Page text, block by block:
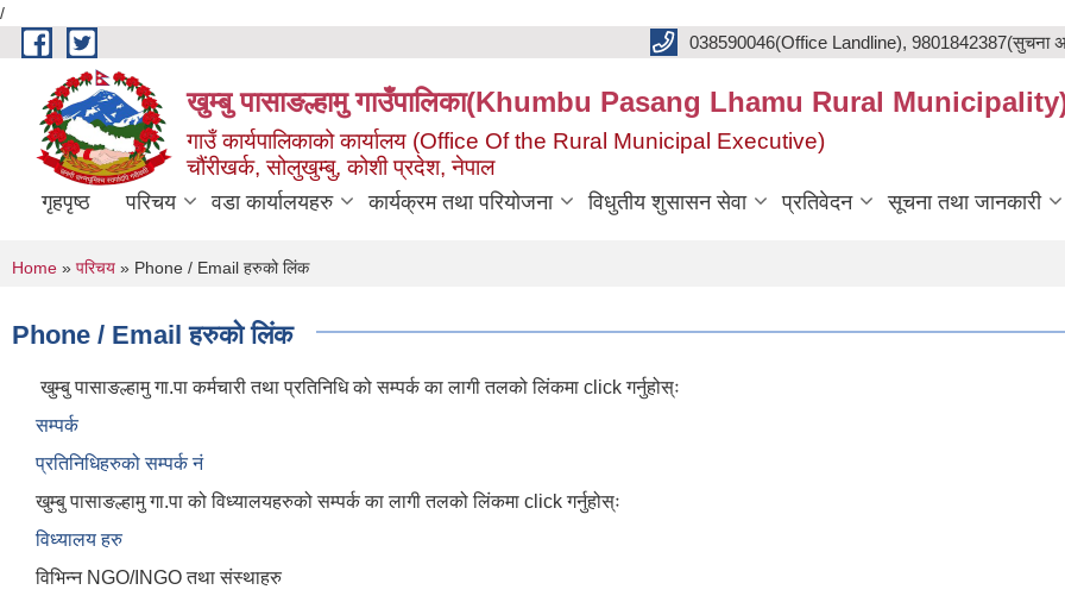
/
Skip to main content
038590046(Office Landline), 9801842387(सुचना
खुम्बु पासाङल्हामु गाउँपालिका(Khumbu Pasang Lhamu Rural
गाउँ कार्यपालिकाको कार्यालय (Office Of the Rural Municipal Executive)
चौंरीखर्क, सोलुखुम्बु, कोशी प्रदेश, नेपाल
गृहपृष्ठ परिचय वडा कार्यालयहरु कार्यक्रम तथा परियोजना विधुतीय शुसासन सेवा प्रतिवेदन सूचना तथा जानकारी
You are here
Home » परिचय » Phone / Email हरुको लिंक
Phone / Email हरुको लिंक
खुम्बु पासाङल्हामु गा.पा कर्मचारी तथा प्रतिनिधि को सम्पर्क का लागी तलको लिंकमा click गर्नुहोस्ः
सम्पर्क
प्रतिनिधिहरुको सम्पर्क नं
खुम्बु पासाङल्हामु गा.पा को विध्यालयहरुको सम्पर्क का लागी तलको लिंकमा click गर्नुहोस्ः
विध्यालय हरु
विभिन्न NGO/INGO तथा संस्थाहरु